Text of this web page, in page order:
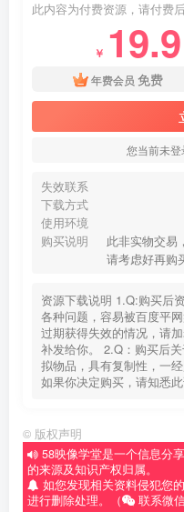
此内容为付费资源，请付费
￥ 19.9
年费会员 免费
您当前未
失效联系
下载方式
使用环境
购买说明
此非实物交易
请考虑好再购
资源下载说明 1.Q:购买后
各种问题，容易被百度平
过期获得失效的情况，请
补发给你。 2.Q：购买后
拟物品，具有复制性，一
如果你决定购买，请知悉此
© 版权声明
58映像学堂是一个信息分
的来源及知识产权归属。
如您发现相关资料侵犯您
进行删除处理。（
联系微